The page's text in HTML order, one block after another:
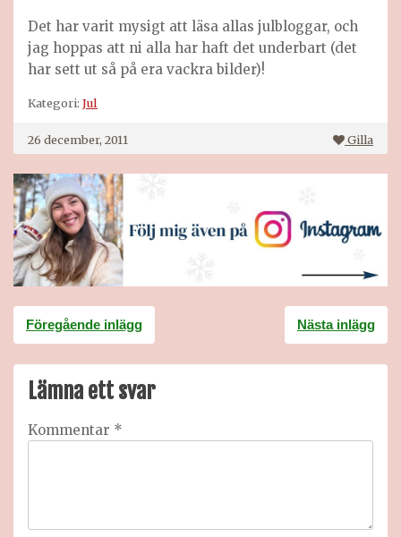
Det har varit mysigt att läsa allas julbloggar, och
jag hoppas att ni alla har haft det underbart (det
har sett ut så på era vackra bilder)!
Kategori: Jul
26 december, 2011 Gilla
Inläggsnavigering
Föregående inlägg Nästa inlägg
Lämna ett svar
Kommentar *